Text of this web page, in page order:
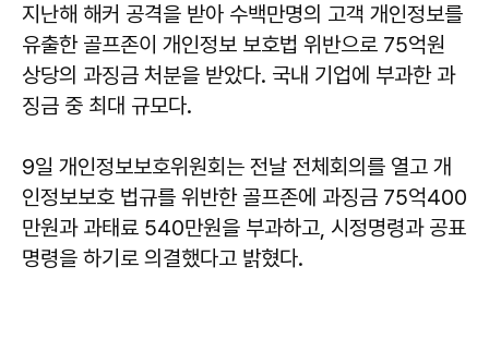
지난해 해커 공격을 받아 수백만명의 고객 개인정보를
유출한 골프존이 개인정보 보호법 위반으로 75억원
상당의 과징금 처분을 받았다. 국내 기업에 부과한 과
징금 중 최대 규모다.
9일 개인정보보호위원회는 전날 전체회의를 열고 개
인정보보호 법규를 위반한 골프존에 과징금 75억400
만원과 과태료 540만원을 부과하고, 시정명령과 공표
명령을 하기로 의결했다고 밝혔다.